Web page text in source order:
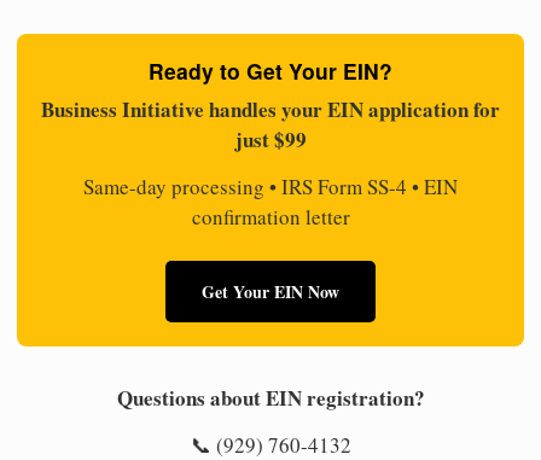
Ready to Get Your EIN?
Business Initiative handles your EIN application for
just $99
Same-day processing • IRS Form SS-4 • EIN
confirmation letter
Get Your EIN Now
Questions about EIN registration?
📞 (929) 760-4132